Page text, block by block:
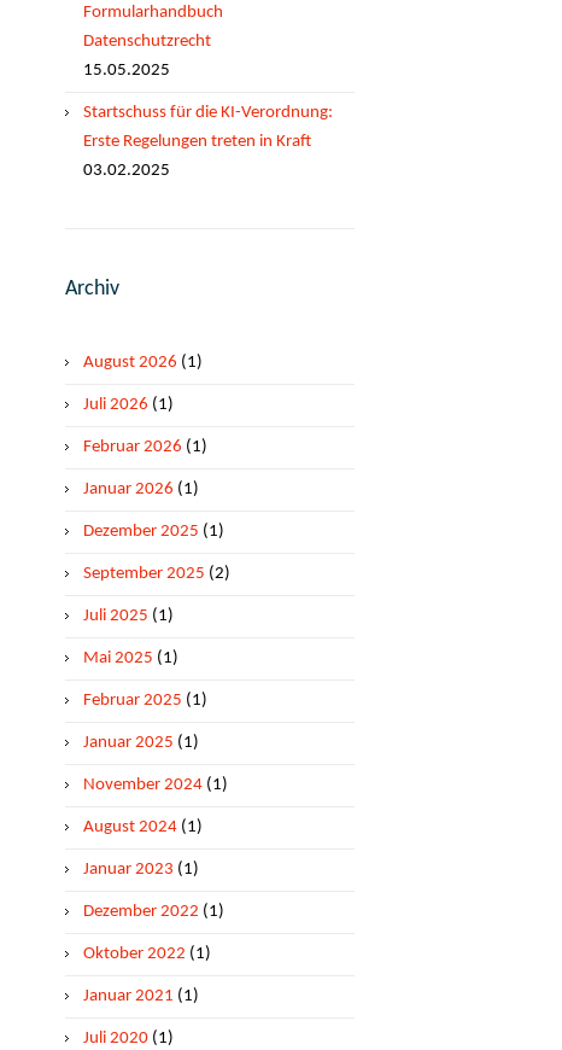
Formularhandbuch
Datenschutzrecht
15.05.2025
Startschuss für die KI-Verordnung:
Erste Regelungen treten in Kraft
03.02.2025
Archiv
August 2026 (1)
Juli 2026 (1)
Februar 2026 (1)
Januar 2026 (1)
Dezember 2025 (1)
September 2025 (2)
Juli 2025 (1)
Mai 2025 (1)
Februar 2025 (1)
Januar 2025 (1)
November 2024 (1)
August 2024 (1)
Januar 2023 (1)
Dezember 2022 (1)
Oktober 2022 (1)
Januar 2021 (1)
Juli 2020 (1)